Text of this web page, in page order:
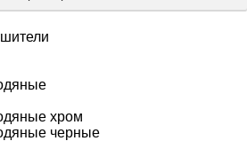
хром
черные